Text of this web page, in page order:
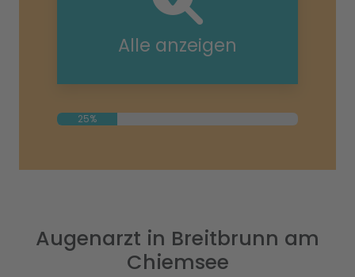
Alle anzeigen
25%
Augenarzt in Breitbrunn am
Chiemsee